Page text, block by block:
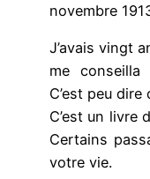
novembre
J’avais vingt
me
C’est peu
C’est un livre
Certains
votre vie.